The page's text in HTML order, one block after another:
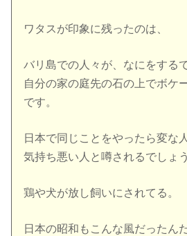
ワタスが印象に残ったのは、
バリ島での人々が、なにをする
自分の家の庭先の石の上でボケ
です。
日本で同じことをやったら変な人
気持ち悪い人と噂されるでしょう
鶏や犬が放し飼いにされてる。
日本の昭和もこんな風だったん